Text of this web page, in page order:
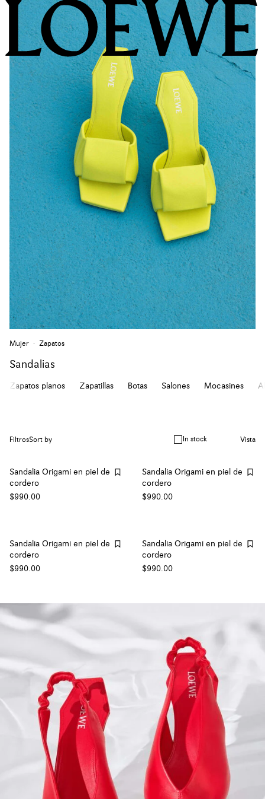
Mujer Zapatos
Sandalias
Zapatos planos Zapatillas Botas Salones Mocasines
FiltrosSort by In stock Vista
Sandalia Origami en piel de
cordero
$990.00
Sandalia Origami en piel de
cordero
$990.00
Sandalia Origami en piel de
cordero
$990.00
Sandalia Origami en piel de
cordero
$990.00